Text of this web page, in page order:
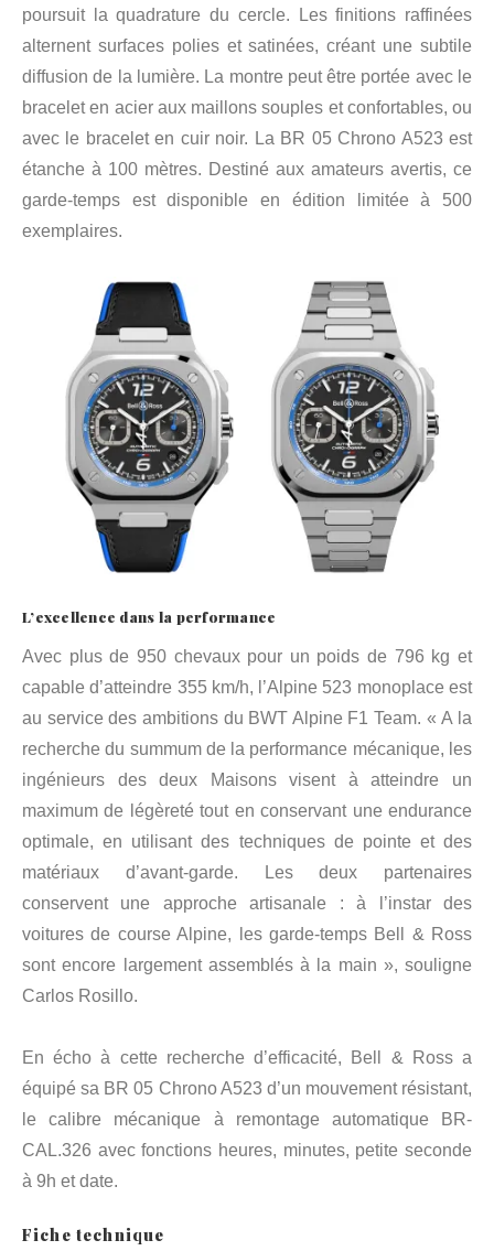
poursuit la quadrature du cercle. Les finitions raffinées
alternent surfaces polies et satinées, créant une subtile
diffusion de la lumière. La montre peut être portée avec le
bracelet en acier aux maillons souples et confortables, ou
avec le bracelet en cuir noir. La BR 05 Chrono A523 est
étanche à 100 mètres. Destiné aux amateurs avertis, ce
garde-temps est disponible en édition limitée à 500
exemplaires.
L’excellence dans la performance
Avec plus de 950 chevaux pour un poids de 796 kg et
capable d’atteindre 355 km/h, l’Alpine 523 monoplace est
au service des ambitions du BWT Alpine F1 Team. « A la
recherche du summum de la performance mécanique, les
ingénieurs des deux Maisons visent à atteindre un
maximum de légèreté tout en conservant une endurance
optimale, en utilisant des techniques de pointe et des
matériaux d’avant-garde. Les deux partenaires
conservent une approche artisanale : à l’instar des
voitures de course Alpine, les garde-temps Bell & Ross
sont encore largement assemblés à la main », souligne
Carlos Rosillo.
En écho à cette recherche d’efficacité, Bell & Ross a
équipé sa BR 05 Chrono A523 d’un mouvement résistant,
le calibre mécanique à remontage automatique BR-
CAL.326 avec fonctions heures, minutes, petite seconde
à 9h et date.
Fiche technique